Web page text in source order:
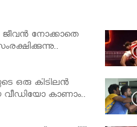
ജീവൻ നോക്കാതെ
ഒരു കിടിലൻ
വീഡിയോ കാണാം..